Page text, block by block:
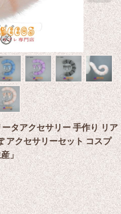
タアクセサリー 手作り リア
アクセサリーセット コスプ
」